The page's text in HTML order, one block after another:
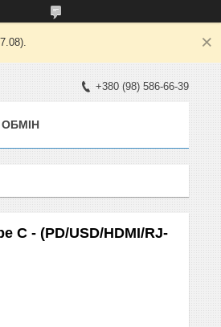
+380 (98) 586-66-39
C - (PD/USD/HDMI/RJ-